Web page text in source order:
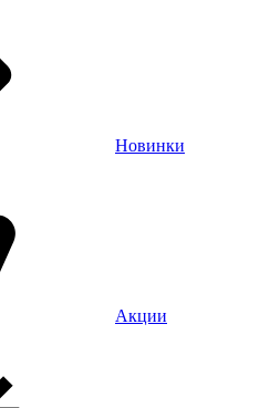
Новинки
Акции